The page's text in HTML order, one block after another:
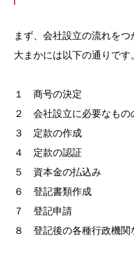
まず、会社設立の流れをつ
大まかには以下の通りです。
１ 商号の決定
２ 会社設立に必要なもの
３ 定款の作成
４ 定款の認証
５ 資本金の払込み
６ 登記書類作成
７ 登記申請
８ 登記後の各種行政機関